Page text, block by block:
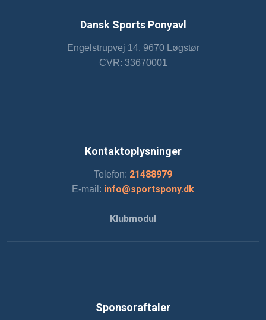
Dansk Sports Ponyavl
Engelstrupvej 14, 9670 Løgstør​
CVR: 33670001
Kontaktoplysninger
Telefon: 21488979
E-mail: info@sportspony.dk
Klubmodul
Sponsoraftaler